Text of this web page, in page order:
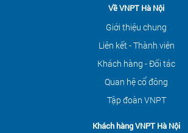
Về VNPT Hà Nội
Giới thiệu chung
Liên kết - Thành viên
Khách hàng - Đối tác
Quan hệ cổ đông
Tập đoàn VNPT
Khách hàng VNPT Hà Nội